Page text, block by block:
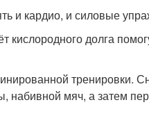
и кардио, и силовые
долга
тренировки.
набивной мяч, а затем